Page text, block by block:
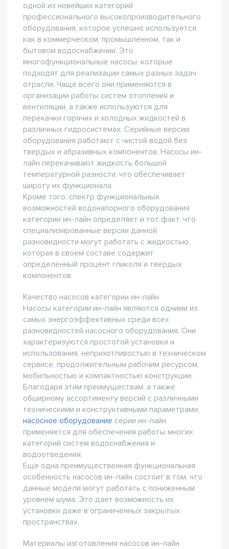
одной из новейших категорий
профессионального высокопроизводительного
оборудования, которое успешно используется
как в коммерческом, промышленном, так и
бытовом водоснабжении. Это
многофункциональные насосы, которые
подходят для реализации самых разных задач
отрасли. Чаще всего они применяются в
организации работы систем отопления и
вентиляции, а также используются для
перекачки горячих и холодных жидкостей в
различных гидросистемах. Серийные версии
оборудования работают с чистой водой без
твердых и абразивных компонентов. Насосы ин-
лайн перекачивают жидкость большой
температурной разности, что обеспечивает
широту их функционала.
Кроме того, спектр функциональных
возможностей водонапорного оборудования
категории ин-лайн определяет и тот факт, что
специализированные версии данной
разновидности могут работать с жидкостью,
которая в своем составе содержит
определенный процент гликоля и твердых
компонентов.
Качество насосов категории ин-лайн
Насосы категории ин-лайн являются одними из
самых энергоэффективных среди всех
разновидностей насосного оборудования. Они
характеризуются простотой установки и
использования, неприхотливостью в техническом
сервисе, продолжительным рабочим ресурсом,
мобильностью и компактностью конструкции.
Благодаря этим преимуществам, а также
обширному ассортименту версий с различными
техническими и конструктивными параметрами,
насосное оборудование серии ин-лайн
применяется для обеспечения работы многих
категорий систем водоснабжения и
водоотведения.
Еще одна преимущественная функциональная
особенность насосов ин-лайн состоит в том, что
данные модели могут работать с пониженным
уровнем шума. Это дает возможность их
установки даже в ограниченных закрытых
пространствах.
Материалы изготовления насосов ин-лайн